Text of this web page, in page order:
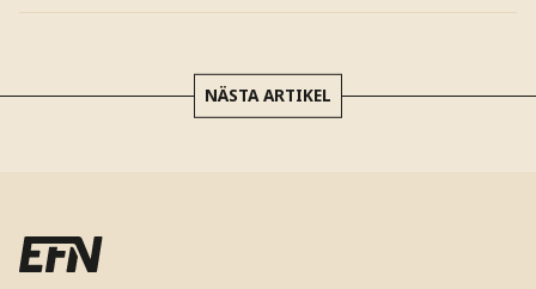
NÄSTA ARTIKEL